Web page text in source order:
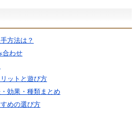
方法は？
合わせ
ットと遊び方
効果・種類まとめ
めの選び方